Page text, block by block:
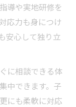
導や実地研修を
応力も身につけ
安心して独り立
に相談できる体
中できます。子
にも柔軟に対応